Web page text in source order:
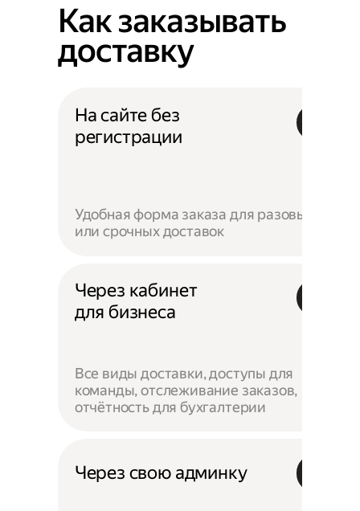
Как заказывать
доставку
На сайте без
регистрации
Удобная форма заказа для разовых
или срочных доставок
Через кабинет
для бизнеса
Все виды доставки, доступы для
команды, отслеживание заказов,
отчётность для бухгалтерии
Через свою админку